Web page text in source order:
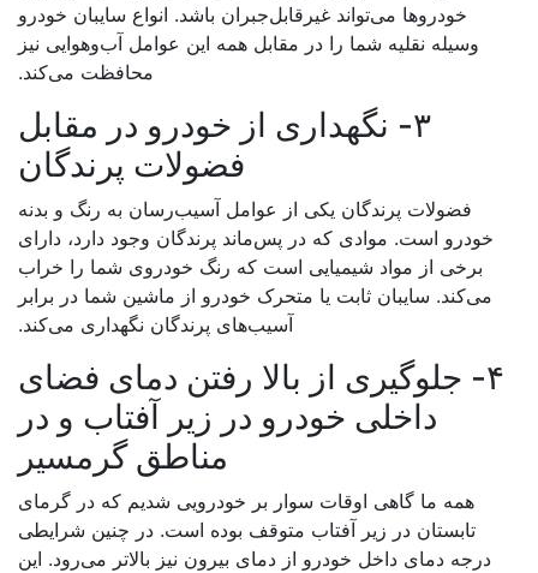
خودروها می‌تواند غیرقابل‌جبران باشد. انواع سایبان خودرو
وسیله نقلیه شما را در مقابل همه این عوامل آب‌وهوایی نیز
محافظت می‌کند.
۳- نگهداری از خودرو در مقابل
فضولات پرندگان
فضولات پرندگان یکی از عوامل آسیب‌رسان به رنگ و بدنه
خودرو است. موادی که در پس‌ماند پرندگان وجود دارد، دارای
برخی از مواد شیمیایی است که رنگ خودروی شما را خراب
می‌کند. سایبان ثابت یا متحرک خودرو از ماشین شما در برابر
آسیب‌های پرندگان نگهداری می‌کند.
۴- جلوگیری از بالا رفتن دمای فضای
داخلی خودرو در زیر آفتاب و در
مناطق گرمسیر
همه ما گاهی اوقات سوار بر خودرویی شدیم که در گرمای
تابستان در زیر آفتاب متوقف بوده است. در چنین شرایطی
درجه دمای داخل خودرو از دمای بیرون نیز بالاتر می‌رود. این